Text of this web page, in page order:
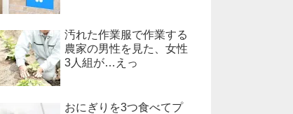
汚れた作業服で作業する
農家の男性を見た、女性
3人組が…えっ
おにぎりを3つ食べてプ